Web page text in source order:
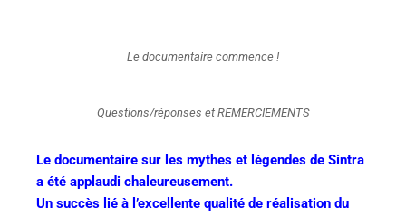
Le documentaire commence !
Questions/réponses et REMERCIEMENTS
Le documentaire sur les mythes et légendes de Sintra
a été applaudi chaleureusement.
Un succès lié à l’excellente qualité de réalisation du